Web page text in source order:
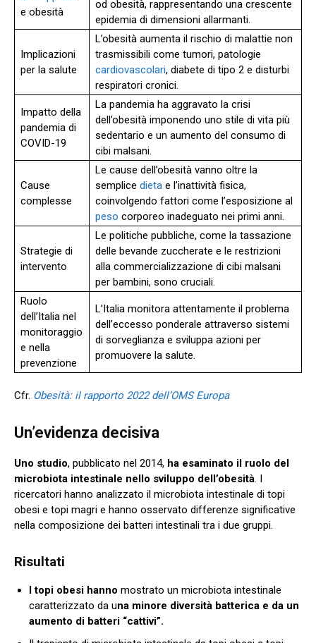
e obesità
od obesità, rappresentando una crescente
epidemia di dimensioni allarmanti.
Implicazioni
per la salute
L’obesità aumenta il rischio di malattie non
trasmissibili come tumori, patologie
cardiovascolari, diabete di tipo 2 e disturbi
respiratori cronici.
Impatto della
pandemia di
COVID-19
La pandemia ha aggravato la crisi
dell’obesità imponendo uno stile di vita più
sedentario e un aumento del consumo di
cibi malsani.
Cause
complesse
Le cause dell’obesità vanno oltre la
semplice dieta e l’inattività fisica,
coinvolgendo fattori come l’esposizione al
peso corporeo inadeguato nei primi anni.
Strategie di
intervento
Le politiche pubbliche, come la tassazione
delle bevande zuccherate e le restrizioni
alla commercializzazione di cibi malsani
per bambini, sono cruciali.
Ruolo
dell’Italia nel
monitoraggio
e nella
prevenzione
L’Italia monitora attentamente il problema
dell’eccesso ponderale attraverso sistemi
di sorveglianza e sviluppa azioni per
promuovere la salute.
Cfr. Obesità: il rapporto 2022 dell’OMS Europa
Un’evidenza decisiva
Uno studio, pubblicato nel 2014, ha esaminato il ruolo del
microbiota intestinale nello sviluppo dell’obesità. I
ricercatori hanno analizzato il microbiota intestinale di topi
obesi e topi magri e hanno osservato differenze significative
nella composizione dei batteri intestinali tra i due gruppi.
Risultati
I topi obesi hanno mostrato un microbiota intestinale
caratterizzato da una minore diversità batterica e da un
aumento di batteri “cattivi”.